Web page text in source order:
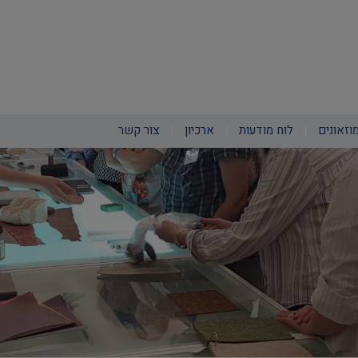
לוח מודעות ארכיון צור קשר